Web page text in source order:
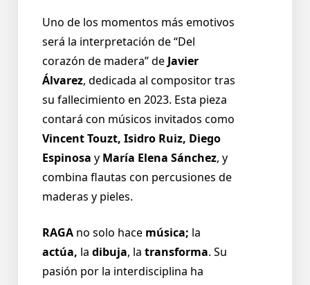
Uno de los momentos más emotivos
será la interpretación de “Del
corazón de madera” de Javier
Álvarez, dedicada al compositor tras
su fallecimiento en 2023. Esta pieza
contará con músicos invitados como
Vincent Touzt, Isidro Ruiz, Diego
Espinosa y María Elena Sánchez, y
combina flautas con percusiones de
maderas y pieles.
RAGA no solo hace música; la
actúa, la dibuja, la transforma. Su
pasión por la interdisciplina ha